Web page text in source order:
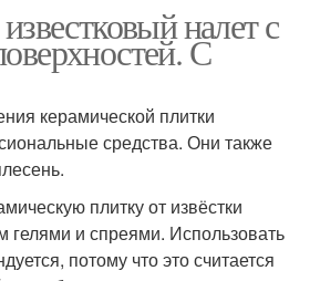
налет с
С
керамической плитки
средства. Они также
плитку от извёстки
и спреями. Использовать
потому что это считается